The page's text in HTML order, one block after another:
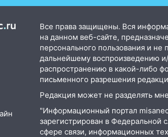
Все права защищены. Вся
на данном веб-сайте,
персонального пользования и не
дальнейшему воспроизведению
распространению в какой-либо
письменного разрешения
Редакция может не разделять
"Информационный портал
зарегистрирован в Федеральной
сфере связи, информационных